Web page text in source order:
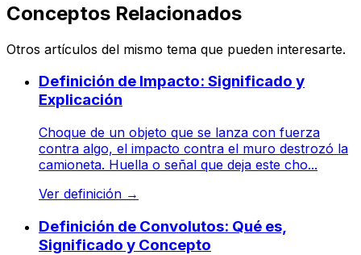
Conceptos Relacionados
Otros artículos del mismo tema que pueden interesarte.
Definición de Impacto: Significado y
Explicación
Choque de un objeto que se lanza con fuerza
contra algo, el impacto contra el muro destrozó la
camioneta. Huella o señal que deja este cho...
Ver definición →
Definición de Convolutos: Qué es,
Significado y Concepto